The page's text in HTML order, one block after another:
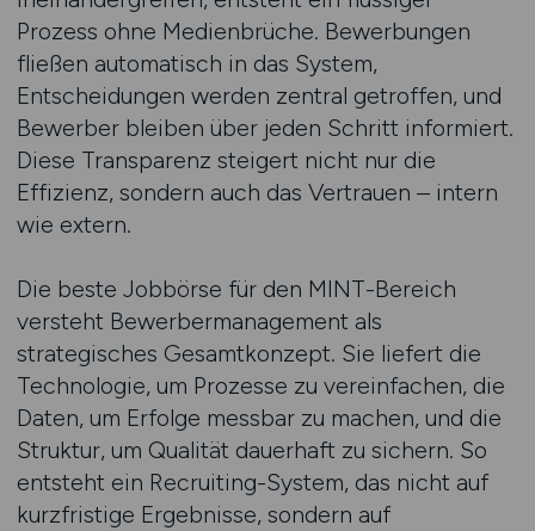
Prozess ohne Medienbrüche. Bewerbungen
fließen automatisch in das System,
Entscheidungen werden zentral getroffen, und
Bewerber bleiben über jeden Schritt informiert.
Diese Transparenz steigert nicht nur die
Effizienz, sondern auch das Vertrauen – intern
wie extern.
Die beste Jobbörse für den MINT-Bereich
versteht Bewerbermanagement als
strategisches Gesamtkonzept. Sie liefert die
Technologie, um Prozesse zu vereinfachen, die
Daten, um Erfolge messbar zu machen, und die
Struktur, um Qualität dauerhaft zu sichern. So
entsteht ein Recruiting-System, das nicht auf
kurzfristige Ergebnisse, sondern auf